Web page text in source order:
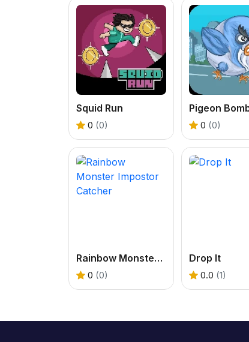
Squid Run
0 (0)
Pigeon
0 (0)
Rainbow Monster Impostor Catcher
0 (0)
Drop It
0.0 (1)